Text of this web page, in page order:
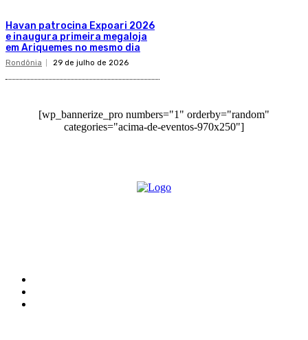
Havan patrocina Expoari 2026
e inaugura primeira megaloja
em Ariquemes no mesmo dia
Rondônia 29 de julho de 2026
[wp_bannerize_pro numbers="1" orderby="random"
categories="acima-de-eventos-970x250"]